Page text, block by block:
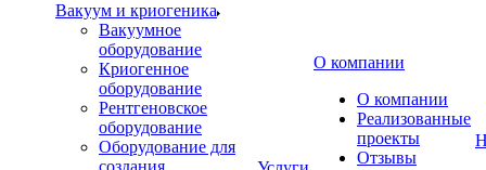
Вакуум и криогеника
Вакуумное
оборудование
Криогенное
оборудование
Рентгеновское
оборудование
Оборудование для
создания
О компании
О компании
Реализованные
проекты
Отзывы